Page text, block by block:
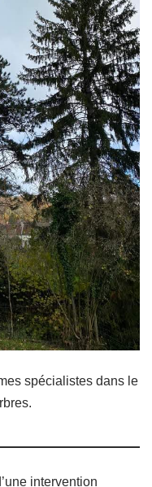
spécialistes dans le
intervention